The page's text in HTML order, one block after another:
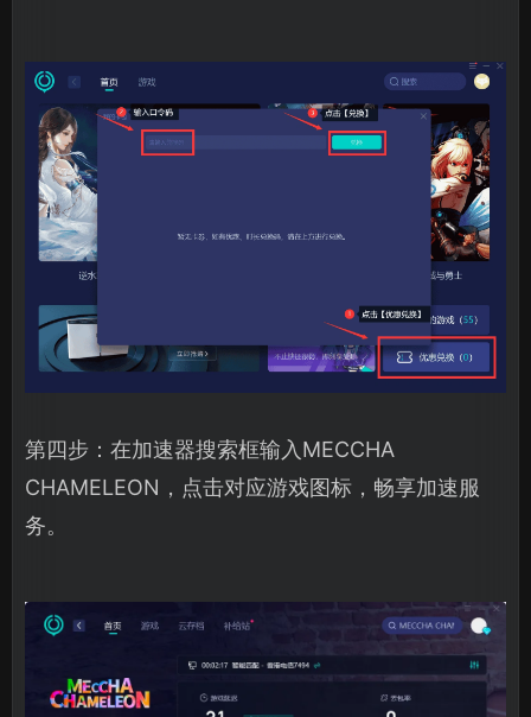
第四步：在加速器搜索框输入MECCHA
CHAMELEON，点击对应游戏图标，畅享加速服
务。